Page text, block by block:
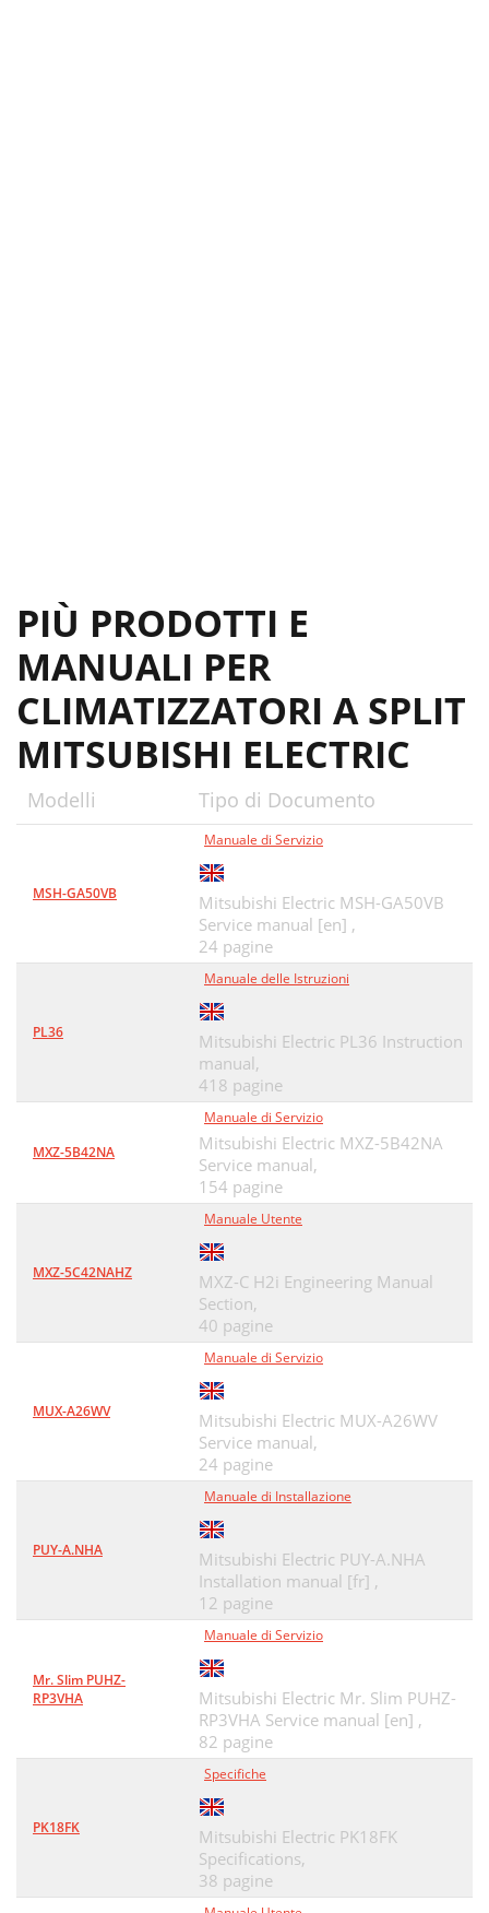
PIÙ PRODOTTI E
MANUALI PER
CLIMATIZZATORI A SPLIT
MITSUBISHI ELECTRIC
Modelli Tipo di Documento
MSH-GA50VB
Manuale di Servizio
Mitsubishi Electric MSH-GA50VB
Service manual [en] ,
24 pagine
PL36
Manuale delle Istruzioni
Mitsubishi Electric PL36 Instruction
manual,
418 pagine
MXZ-5B42NA
Manuale di Servizio
Mitsubishi Electric MXZ-5B42NA
Service manual,
154 pagine
MXZ-5C42NAHZ
Manuale Utente
MXZ-C H2i Engineering Manual
Section,
40 pagine
MUX-A26WV
Manuale di Servizio
Mitsubishi Electric MUX-A26WV
Service manual,
24 pagine
PUY-A.NHA
Manuale di Installazione
Mitsubishi Electric PUY-A.NHA
Installation manual [fr] ,
12 pagine
Mr. Slim PUHZ-
RP3VHA
Manuale di Servizio
Mitsubishi Electric Mr. Slim PUHZ-
RP3VHA Service manual [en] ,
82 pagine
PK18FK
Specifiche
Mitsubishi Electric PK18FK
Specifications,
38 pagine